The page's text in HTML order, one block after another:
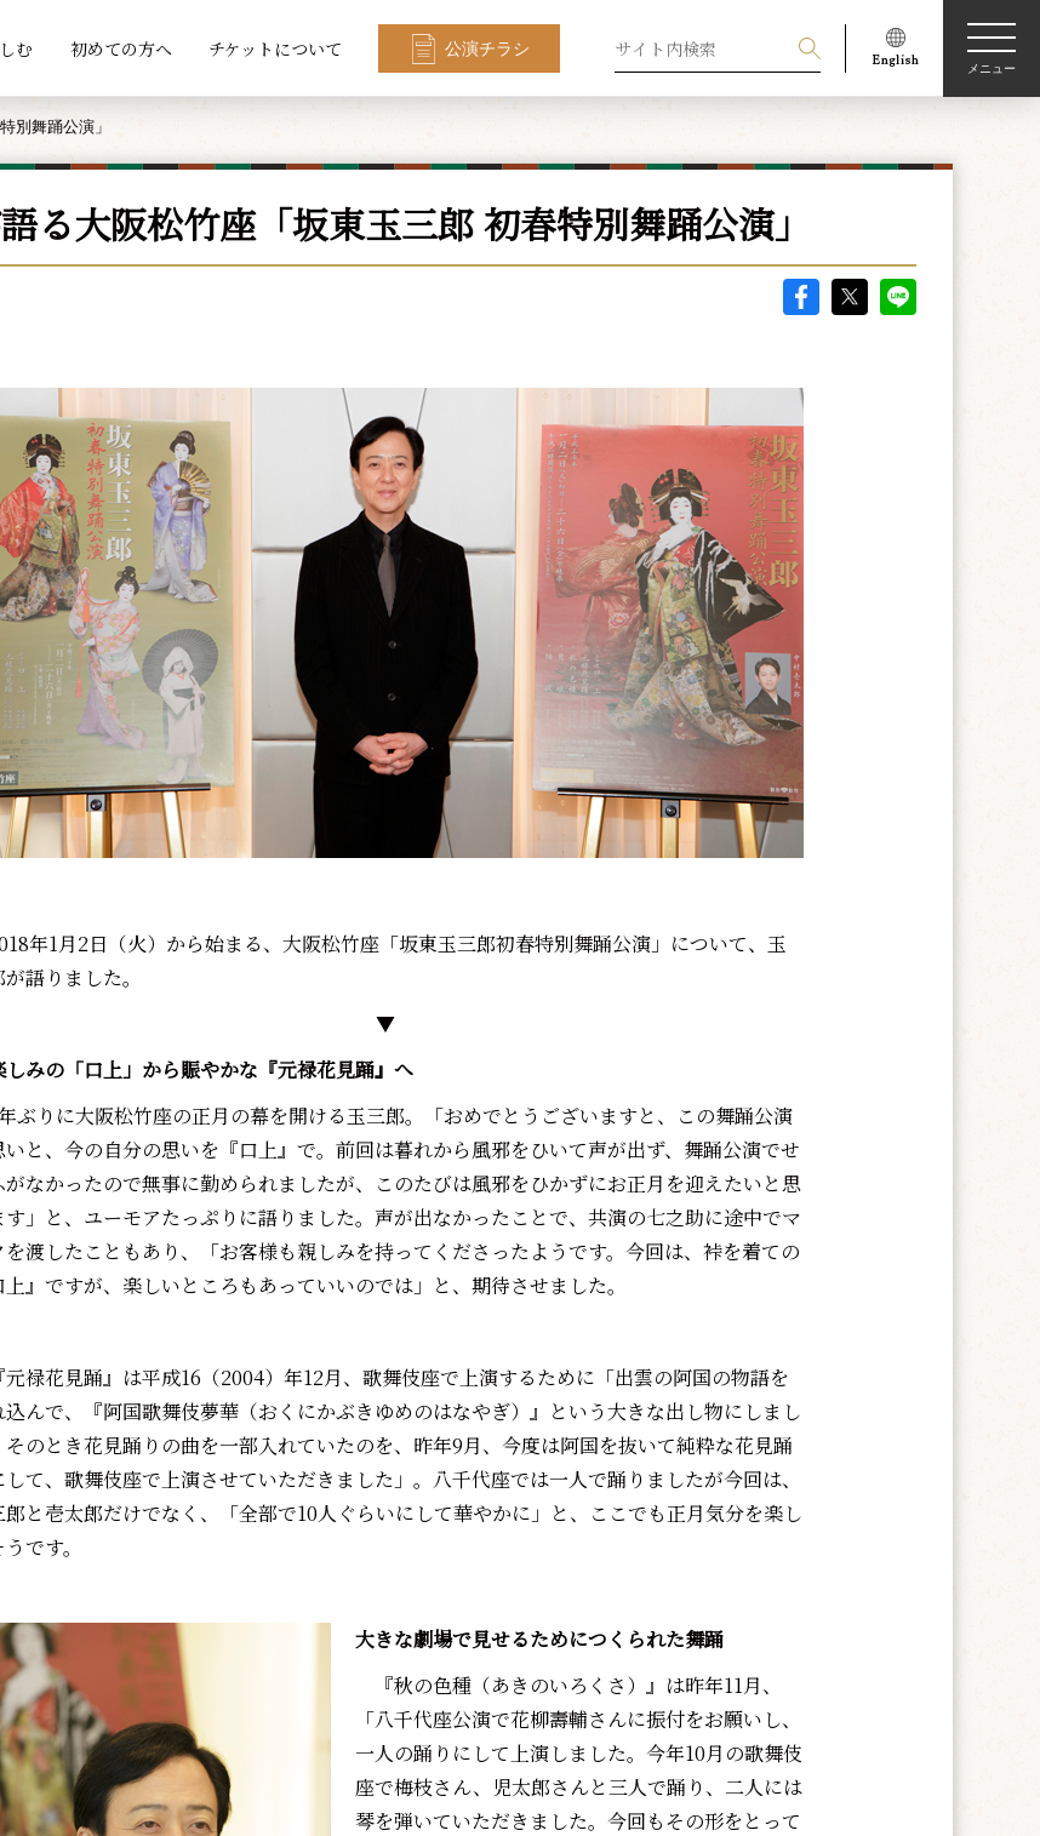
む 初めての方へ チケットについて 公演チラシ
メニュー
別舞踊公演」
る大阪松竹座「坂東玉三郎 初春特別舞踊公演」
年1月2日（火）から始まる、大阪松竹座「坂東玉三郎初春特別舞踊公演」について、玉
語りました。
▼
しみの「口上」から賑やかな『元禄花見踊』へ
ぶりに大阪松竹座の正月の幕を開ける玉三郎。「おめでとうございますと、この舞踊公演
いと、今の自分の思いを『口上』で。前回は暮れから風邪をひいて声が出ず、舞踊公演でせ
がなかったので無事に勤められましたが、このたびは風邪をひかずにお正月を迎えたいと思
す」と、ユーモアたっぷりに語りました。声が出なかったことで、共演の七之助に途中でマ
を渡したこともあり、「お客様も親しみを持ってくださったようです。今回は、裃を着ての
上』ですが、楽しいところもあっていいのでは」と、期待させました。
禄花見踊』は平成16（2004）年12月、歌舞伎座で上演するために「出雲の阿国の物語を
込んで、『阿国歌舞伎夢華（おくにかぶきゆめのはなやぎ）』という大きな出し物にしまし
そのとき花見踊りの曲を一部入れていたのを、昨年9月、今度は阿国を抜いて純粋な花見踊
して、歌舞伎座で上演させていただきました」。八千代座では一人で踊りましたが今回は、
郎と壱太郎だけでなく、「全部で10人ぐらいにして華やかに」と、ここでも正月気分を楽し
です。
大きな劇場で見せるためにつくられた舞踊
『秋の色種（あきのいろくさ）』は昨年11月、
「八千代座公演で花柳壽輔さんに振付をお願いし、
一人の踊りにして上演しました。今年10月の歌舞伎
座で梅枝さん、児太郎さんと三人で踊り、二人には
琴を弾いていただきました。今回もその形をとって